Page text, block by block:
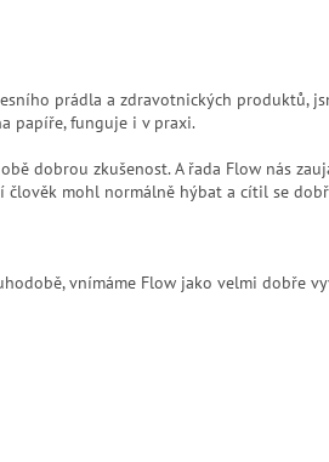
prádla a zdravotnických produktů,
papíře, funguje i v praxi.
dobrou zkušenost. A řada Flow nás
člověk mohl normálně hýbat a cítil se
vnímáme Flow jako velmi dobře